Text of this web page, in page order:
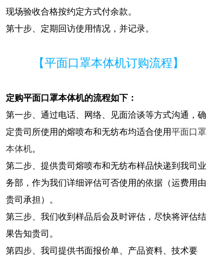
现场验收合格按约定方式付余款。
第十步、定期回访使用情况，并记录。
【平面口罩本体机订购流程】
定购平面口罩本体机的流程如下：
第一步、通过电话、网络、见面洽谈等方式沟通，确
定贵司所使用的熔喷布和无纺布均适合使用平面口罩
本体机。
第二步、提供贵司 熔喷布和无纺布样品快递到我司业
务部，作为我们详细评估可否使用的依据（运费用由
贵司承担）。
第三步、我们收到样品后会及时评估，尽快将评估结
果告知贵司。
第四步、我司提供书面报价单、产品资料、技术要